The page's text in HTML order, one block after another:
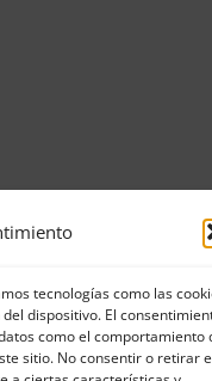
tecnologías como las
dispositivo. El
como el comportamiento
sitio. No consentir o retirar